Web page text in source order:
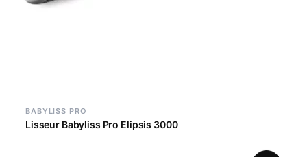
BABYLISS PRO
Lisseur Babyliss Pro Elipsis 3000